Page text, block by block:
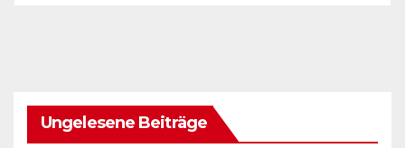
Ungelesene Beiträge